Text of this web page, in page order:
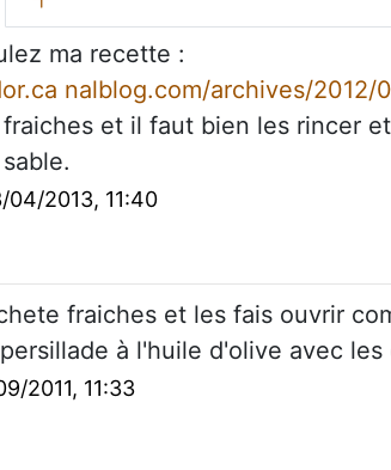
ma recette :
nalblog.com/archives/2012/
et il faut bien les rincer
04/2013, 11:40
fraiches et les fais ouvrir
à l'huile d'olive avec
2011, 11:33